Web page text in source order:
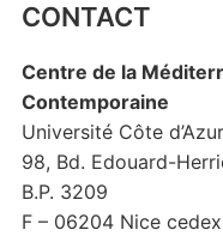
CONTACT
Centre de la
Contemporaine
Université Côte
98, Bd. Edouard-
B.P. 3209
F – 06204 Nice